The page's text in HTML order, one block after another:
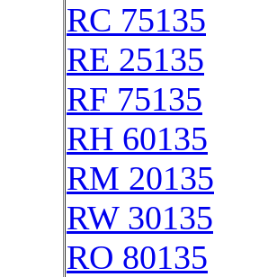
RC 75135
RE 25135
RF 75135
RH 60135
RM 20135
RW 30135
RO 80135